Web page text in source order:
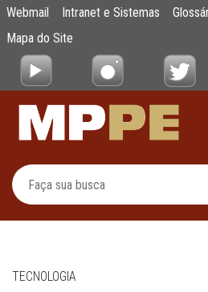
Pular para o Conteúdo principal
MPPE começa a
Webmail Intranet e Sistemas
Mapa do Site
TECNOLOGIA